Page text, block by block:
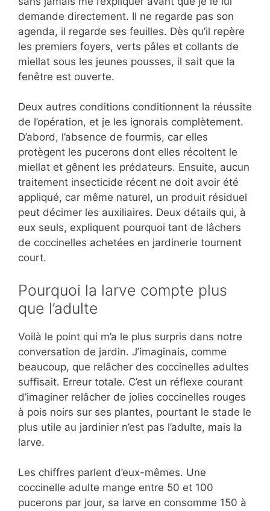
demande directement. Il ne regarde pas son
agenda, il regarde ses feuilles. Dès qu’il repère
les premiers foyers, verts pâles et collants de
miellat sous les jeunes pousses, il sait que la
fenêtre est ouverte.
Deux autres conditions conditionnent la réussite
de l’opération, et je les ignorais complètement.
D’abord, l’absence de fourmis, car elles
protègent les pucerons dont elles récoltent le
miellat et gênent les prédateurs. Ensuite, aucun
traitement insecticide récent ne doit avoir été
appliqué, car même naturel, un produit résiduel
peut décimer les auxiliaires. Deux détails qui, à
eux seuls, expliquent pourquoi tant de lâchers
de coccinelles achetées en jardinerie tournent
court.
Pourquoi la larve compte plus
que l’adulte
Voilà le point qui m’a le plus surpris dans notre
conversation de jardin. J’imaginais, comme
beaucoup, que relâcher des coccinelles adultes
suffisait. Erreur totale. C’est un réflexe courant
d’imaginer relâcher de jolies coccinelles rouges
à pois noirs sur ses plantes, pourtant le stade le
plus utile au jardinier n’est pas l’adulte, mais la
larve.
Les chiffres parlent d’eux-mêmes. Une
coccinelle adulte mange entre 50 et 100
pucerons par jour, sa larve en consomme 150 à